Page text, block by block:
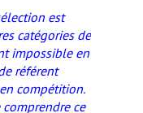
est
catégories de
impossible en
référent
compétition.
ce